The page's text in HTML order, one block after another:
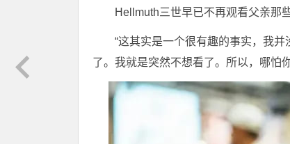
Hellmuth三世早已不再观看父亲那
“这其实是一个很有趣的事实，我
了。我就是突然不想看了。所以，哪怕